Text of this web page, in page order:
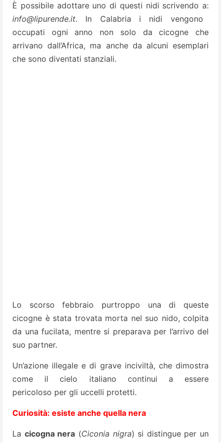
È possibile adottare uno di questi nidi scrivendo a:
info@lipurende.it. In Calabria i nidi vengono
occupati ogni anno non solo da cicogne che
arrivano dall’Africa, ma anche da alcuni esemplari
che sono diventati stanziali.
Lo scorso febbraio purtroppo una di queste
cicogne è stata trovata morta nel suo nido, colpita
da una fucilata, mentre si preparava per l’arrivo del
suo partner.
Un’azione illegale e di grave inciviltà, che dimostra
come il cielo italiano continui a essere
pericoloso per gli uccelli protetti.
Curiosità: esiste anche quella nera
La cicogna nera (Ciconia nigra) si distingue per un